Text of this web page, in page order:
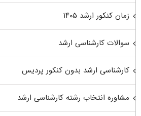
زمان کنکور ارشد ۱۴۰۵
سوالات کارشناسی ارشد
کارشناسی ارشد بدون کنکور پردیس
مشاوره انتخاب رشته کارشناسی ارشد